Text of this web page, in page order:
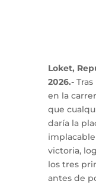
Loket,
2026.-
en la
que
daría la
victoria,
los tres
antes de